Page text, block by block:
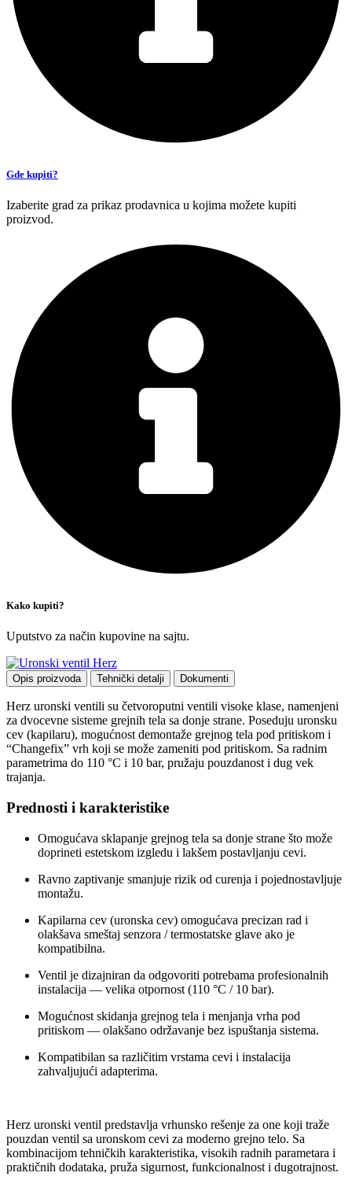
Gde kupiti?
Izaberite grad za prikaz prodavnica u kojima možete kupiti
proizvod.
Kako kupiti?
Uputstvo za način kupovine na sajtu.
Opis proizvoda Tehnički detalji Dokumenti
Herz uronski ventili su četvoroputni ventili visoke klase, namenjeni
za dvocevne sisteme grejnih tela sa donje strane. Poseduju uronsku
cev (kapilaru), mogućnost demontaže grejnog tela pod pritiskom i
“Changefix” vrh koji se može zameniti pod pritiskom. Sa radnim
parametrima do 110 °C i 10 bar, pružaju pouzdanost i dug vek
trajanja.
Prednosti i karakteristike
Omogućava sklapanje grejnog tela sa donje strane što može
doprineti estetskom izgledu i lakšem postavljanju cevi.
Ravno zaptivanje smanjuje rizik od curenja i pojednostavljuje
montažu.
Kapilarna cev (uronska cev) omogućava precizan rad i
olakšava smeštaj senzora / termostatske glave ako je
kompatibilna.
Ventil je dizajniran da odgovoriti potrebama profesionalnih
instalacija — velika otpornost (110 °C / 10 bar).
Mogućnost skidanja grejnog tela i menjanja vrha pod
pritiskom — olakšano održavanje bez ispuštanja sistema.
Kompatibilan sa različitim vrstama cevi i instalacija
zahvaljujući adapterima.
Herz uronski ventil predstavlja vrhunsko rešenje za one koji traže
pouzdan ventil sa uronskom cevi za moderno grejno telo. Sa
kombinacijom tehničkih karakteristika, visokih radnih parametara i
praktičnih dodataka, pruža sigurnost, funkcionalnost i dugotrajnost.